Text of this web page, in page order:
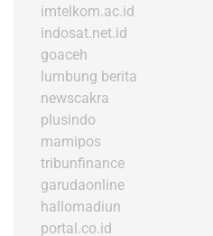
imtelkom.ac.id
indosat.net.id
goaceh
lumbung berita
newscakra
plusindo
mamipos
tribunfinance
garudaonline
hallomadiun
portal.co.id